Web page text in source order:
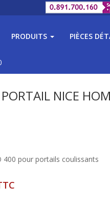
PRODUITS PIÈCES
NICE
pour portails coulissants